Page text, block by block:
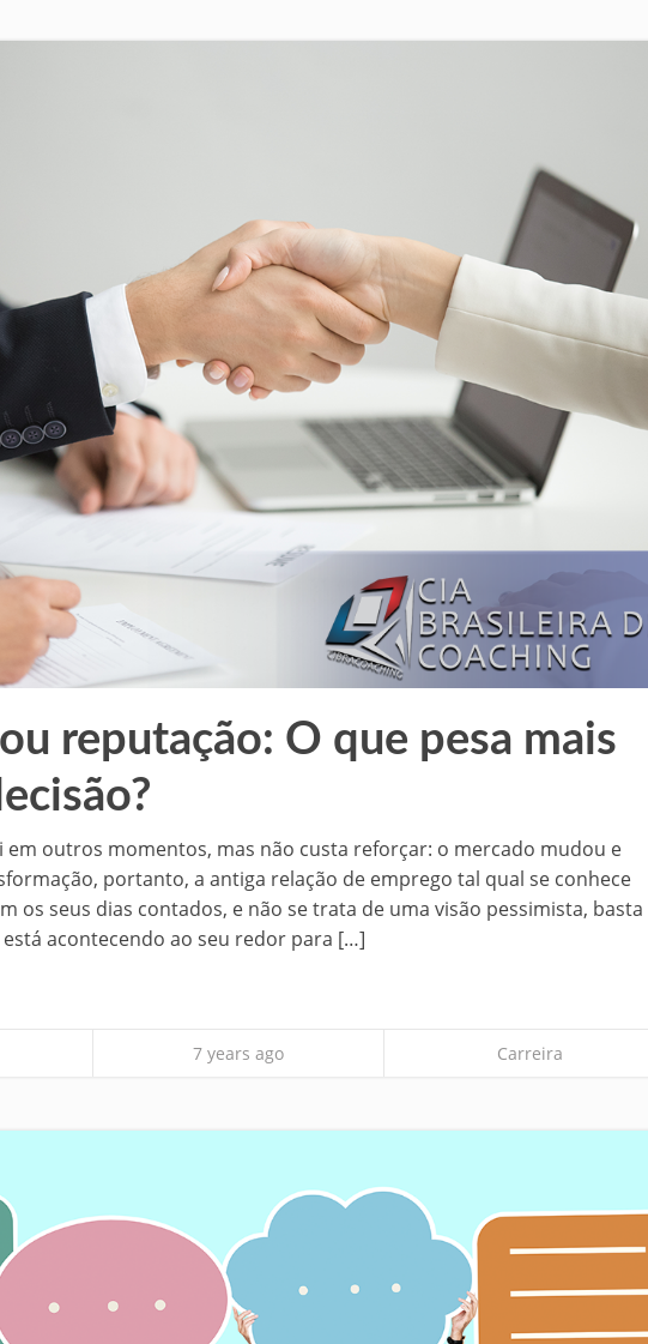
reputação: O que pesa mais
em outros momentos, mas não custa reforçar: o mercado mudou e
portanto, a antiga relação de emprego tal qual se conhece
os seus dias contados, e não se trata de uma visão pessimista, basta
acontecendo ao seu redor para […]
7 years ago Carreira